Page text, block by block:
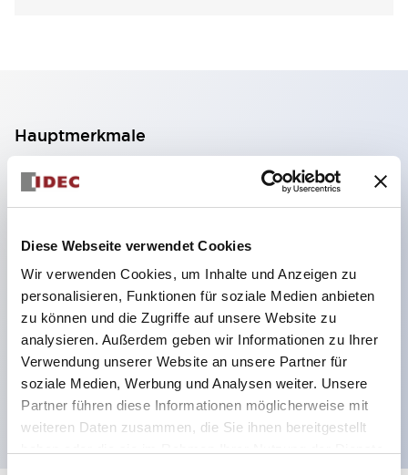
Diese Webseite verwendet Cookies
Wir verwenden Cookies, um Inhalte und Anzeigen zu
personalisieren, Funktionen für soziale Medien anbieten
zu können und die Zugriffe auf unsere Website zu
analysieren. Außerdem geben wir Informationen zu Ihrer
Verwendung unserer Website an unsere Partner für
soziale Medien, Werbung und Analysen weiter. Unsere
Partner führen diese Informationen möglicherweise mit
weiteren Daten zusammen, die Sie ihnen bereitgestellt
Hauptmerkmale
2-Kontakt-Block mit 2 Stufen, ermöglicht eine 4-
Kontakt-Konfiguration (Gewährleistung der
Isolierung zwischen den 2 Kontakten).
59,9 mm (※ 22-stufiger Kontaktblock).
Platzsparendes Design möglich.
Sicherheitsstruktur der 3. Generation: 2-Aktions-
Freisetzung, integrierter Schutz, IP20-
Fingerschutzstruktur